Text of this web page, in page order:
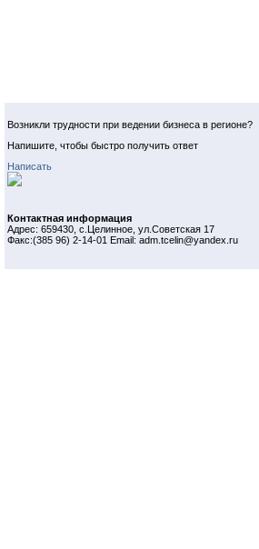
Возникли трудности при ведении бизнеса в регионе?
Напишите, чтобы быстро получить ответ
Написать
Контактная информация
Адрес: 659430, с.Целинное, ул.Советская 17
Факс:(385 96) 2-14-01 Email: adm.tcelin@yandex.ru